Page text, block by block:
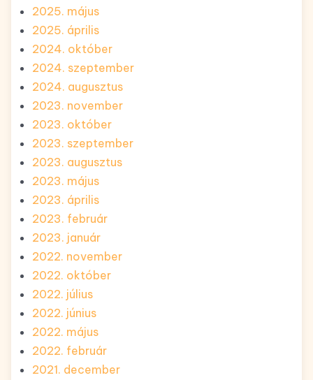
2025. május
2025. április
2024. október
2024. szeptember
2024. augusztus
2023. november
2023. október
2023. szeptember
2023. augusztus
2023. május
2023. április
2023. február
2023. január
2022. november
2022. október
2022. július
2022. június
2022. május
2022. február
2021. december